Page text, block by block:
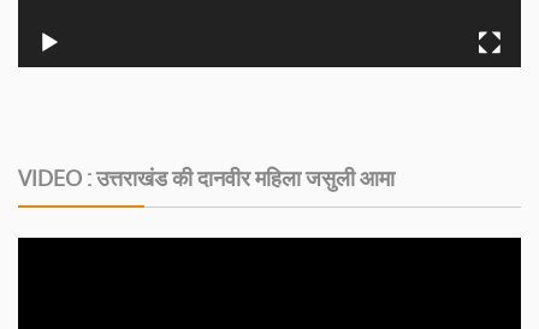
VIDEO : उत्तराखंड की दानवीर महिला जसुली आमा